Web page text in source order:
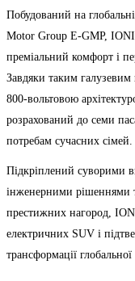
Побудований на
Motor Group E-GMP,
преміальний комфорт і
Завдяки таким галузевим
800-вольтовою
розрахований до семи
потребам сучасних сімей.
Підкріплений суворими
інженерними рішеннями
престижних нагород,
електричних SUV і
трансформації глобальної